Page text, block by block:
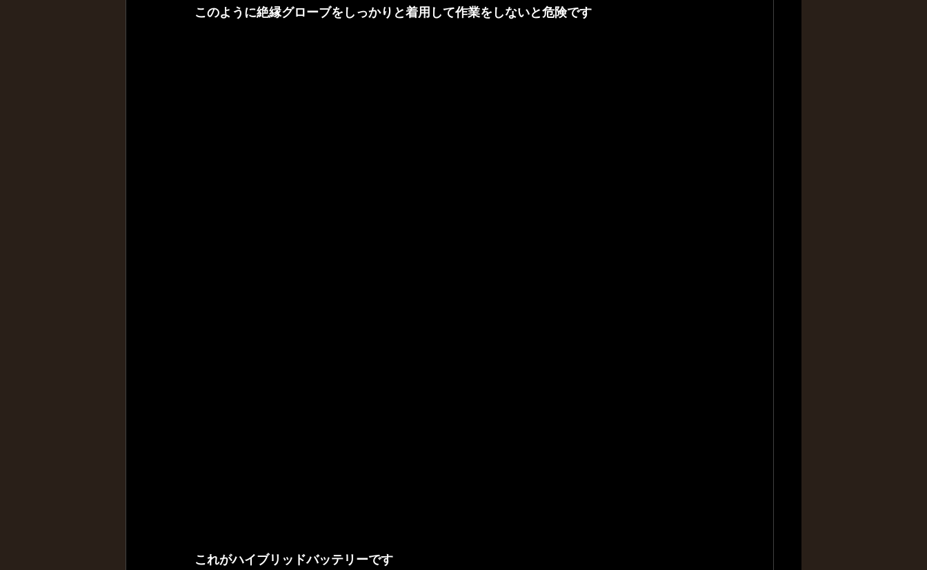
このように絶縁グローブをしっかりと着用して作業をしないと危険です
これがハイブリッドバッテリーです